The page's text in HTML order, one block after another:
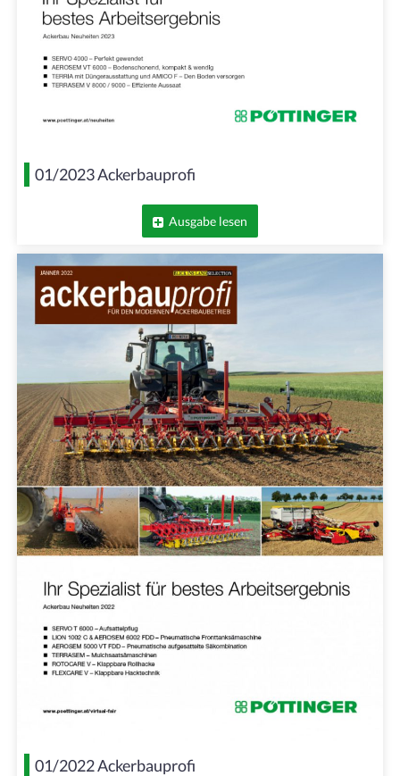
01/2023 Ackerbauprofi
Ausgabe lesen
01/2022 Ackerbauprofi